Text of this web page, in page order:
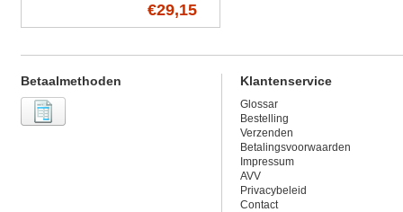
€29,15
Betaalmethoden Klantenservice
Glossar
Bestelling
Verzenden
Betalingsvoorwaarden
Impressum
AVV
Privacybeleid
Contact